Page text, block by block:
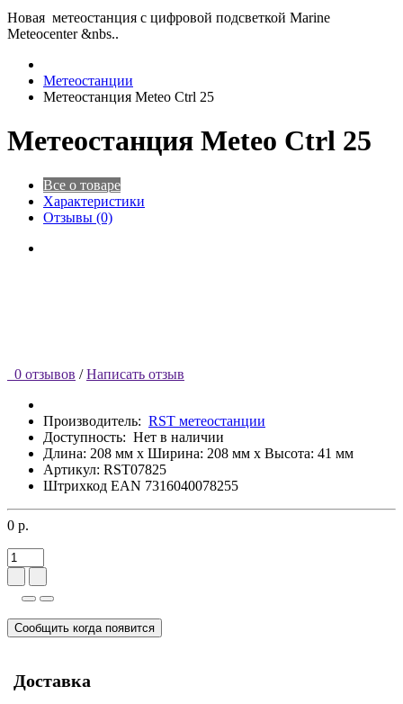
Новая метеостанция с цифровой подсветкой Marine
Meteocenter &nbs..
Метеостанции
Метеостанция Meteo Ctrl 25
Метеостанция Meteo Ctrl 25
Все о товаре
Характеристики
Отзывы (0)
0 отзывов / Написать отзыв
Производитель: RST метеостанции
Доступность: Нет в наличии
Длина: 208 мм x Ширина: 208 мм x Высота: 41 мм
Артикул: RST07825
Штрихкод EAN 7316040078255
0 р.
Сообщить когда появится
Доставка